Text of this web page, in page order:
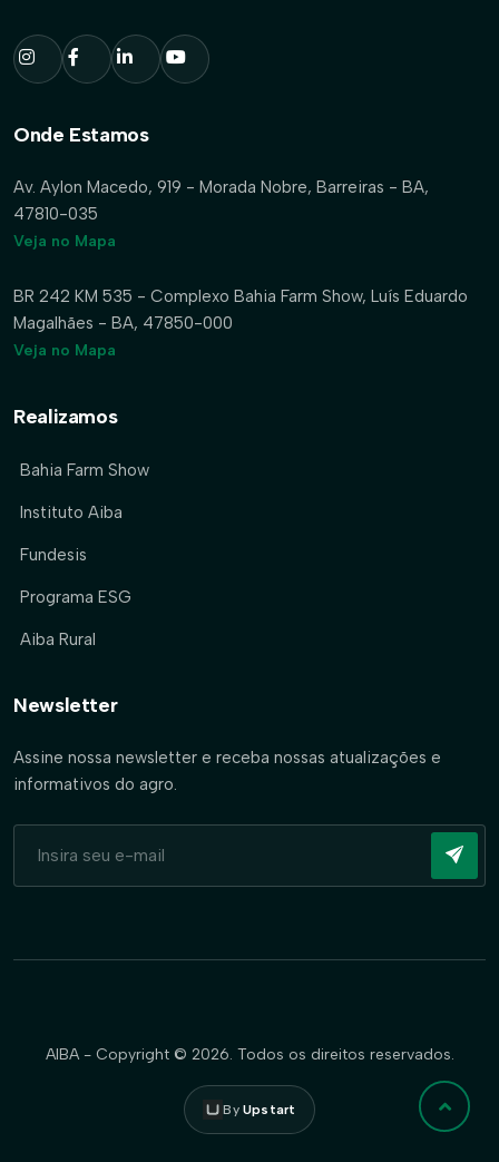
Onde Estamos
Av. Aylon Macedo, 919 - Morada Nobre, Barreiras - BA,
47810-035
Veja no Mapa
BR 242 KM 535 - Complexo Bahia Farm Show, Luís Eduardo
Magalhães - BA, 47850-000
Veja no Mapa
Realizamos
Bahia Farm Show
Instituto Aiba
Fundesis
Programa ESG
Aiba Rural
Newsletter
Assine nossa newsletter e receba nossas atualizações e
informativos do agro.
AIBA - Copyright © 2026. Todos os direitos reservados.
ByUpstart